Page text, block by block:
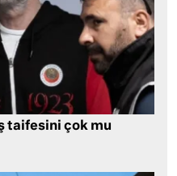
taifesini çok mu